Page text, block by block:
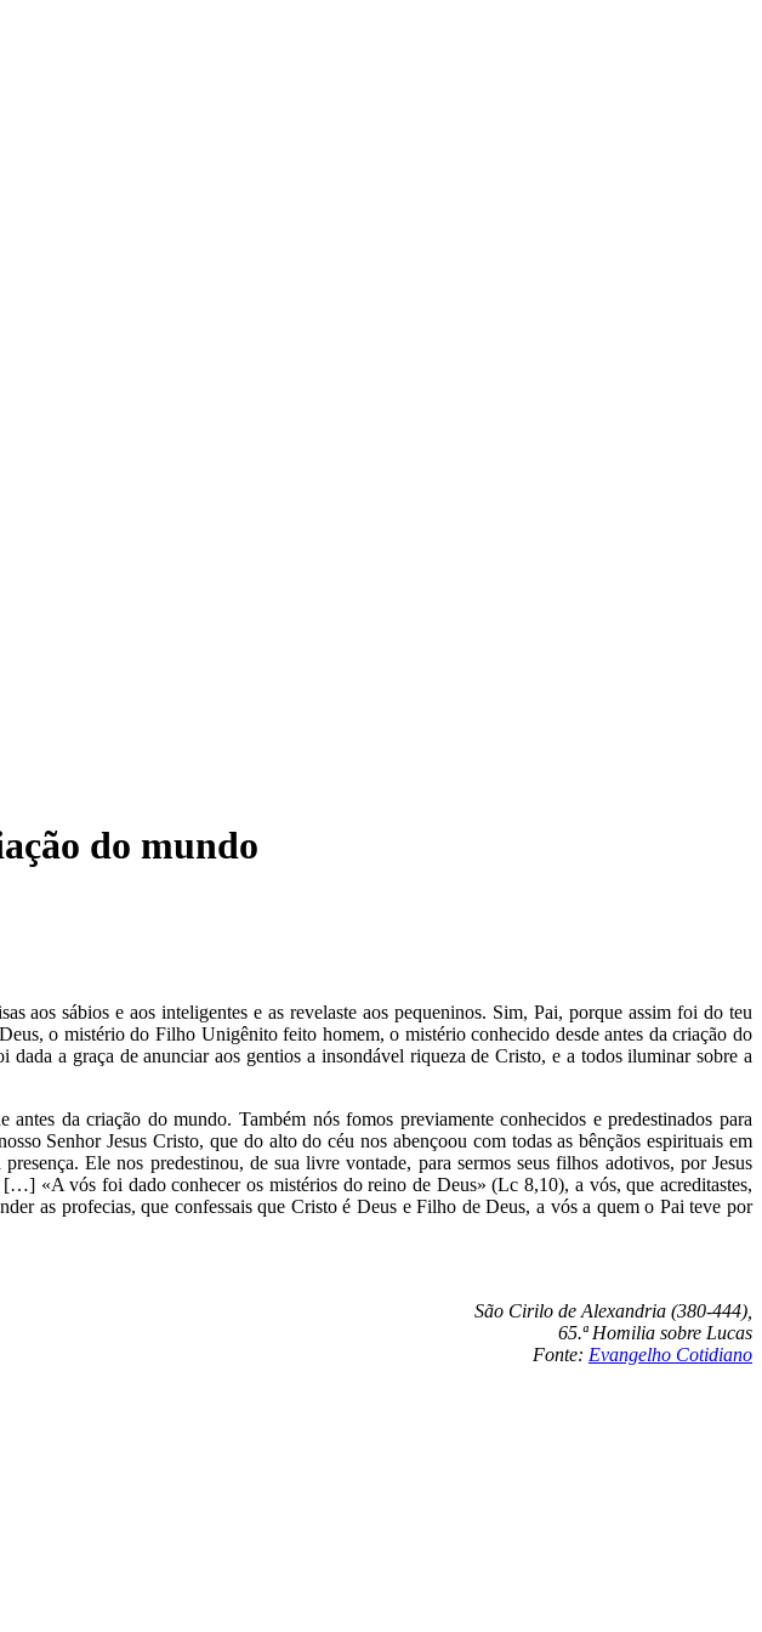
do mundo
aos sábios e aos inteligentes e as revelaste aos pequeninos. Sim, Pai, porque assim foi do teu
o mistério do Filho Unigênito feito homem, o mistério conhecido desde antes da criação do
a graça de anunciar aos gentios a insondável riqueza de Cristo, e a todos iluminar sobre a
da criação do mundo. Também nós fomos previamente conhecidos e predestinados para
Senhor Jesus Cristo, que do alto do céu nos abençoou com todas as bênçãos espirituais em
Ele nos predestinou, de sua livre vontade, para sermos seus filhos adotivos, por Jesus
«A vós foi dado conhecer os mistérios do reino de Deus» (Lc 8,10), a vós, que acreditastes,
as profecias, que confessais que Cristo é Deus e Filho de Deus, a vós a quem o Pai teve por
São Cirilo de Alexandria (380-444),
65.ª Homilia sobre Lucas
Fonte: Evangelho Cotidiano